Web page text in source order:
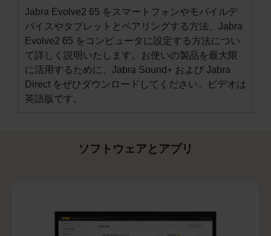
Jabra Evolve2 65 をスマートフォンやモバイルデ
バイスやタブレットとペアリングする方法、Jabra
Evolve2 65 をコンピュータに設定する方法につい
て詳しく説明いたします。お使いの製品を最大限
に活用するために、 Jabra Sound+ および Jabra
Direct をぜひダウンロードしてください。ビデオは
英語版です。
ソフトウェアとアプリ